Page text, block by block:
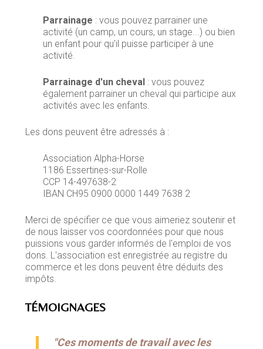
Parrainage : vous pouvez parrainer une
activité (un camp, un cours, un stage...) ou bien
un enfant pour qu'il puisse participer à une
activité.
Parrainage d'un cheval: vous pouvez
également parrainer un cheval qui participe aux
activités avec les enfants.
Les dons peuvent être adressés à :
Association Alpha-Horse
1186 Essertines-sur-Rolle
CCP 14-497638-2
IBAN CH95 0900 0000 1449 7638 2
Merci de spécifier ce que vous aimeriez soutenir et
de nous laisser vos coordonnées pour que nous
puissions vous garder informés de l'emploi de vos
dons. L'association est enregistrée au registre du
commerce et les dons peuvent être déduits des
impôts.
TÉMOIGNAGES
"Ces moments de travail avec les